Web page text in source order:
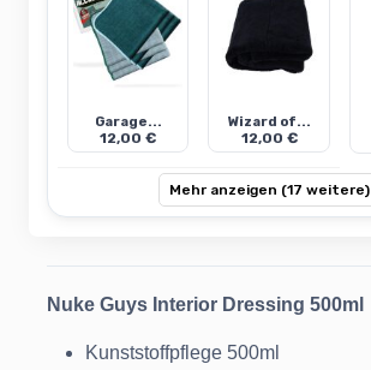
Garage...
12,00 €
Wizard of...
12,00 €
Mehr anzeigen (17 weitere)
Nuke Guys Interior Dressing 500ml
Kunststoffpflege 500ml